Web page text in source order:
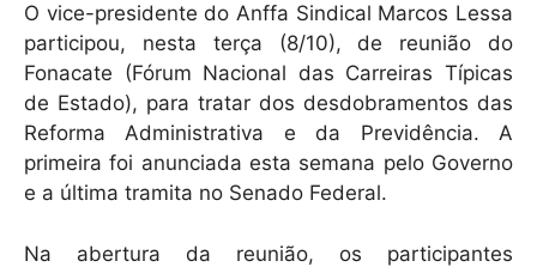
O vice-presidente do Anffa Sindical Marcos Lessa
participou, nesta terça (8/10), de reunião do
Fonacate (Fórum Nacional das Carreiras Típicas
de Estado), para tratar dos desdobramentos das
Reforma Administrativa e da Previdência. A
primeira foi anunciada esta semana pelo Governo
e a última tramita no Senado Federal.
Na abertura da reunião, os participantes